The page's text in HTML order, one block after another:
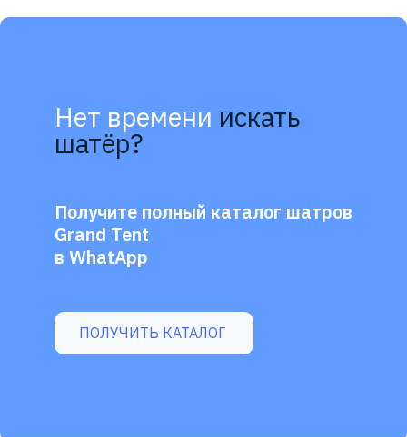
Нет времени искать
шатёр?
Получите полный каталог шатров
Grand Tent
в WhatApp
ПОЛУЧИТЬ КАТАЛОГ